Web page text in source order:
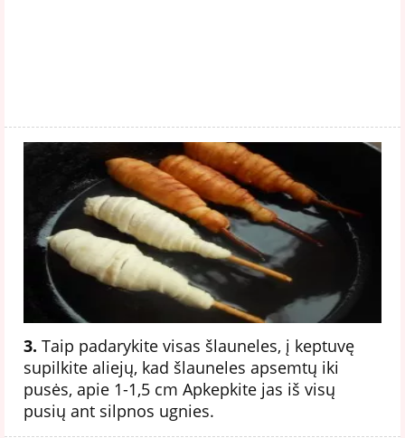
3. Taip padarykite visas šlauneles, į keptuvę
supilkite aliejų, kad šlauneles apsemtų iki
pusės, apie 1-1,5 cm Apkepkite jas iš visų
pusių ant silpnos ugnies.